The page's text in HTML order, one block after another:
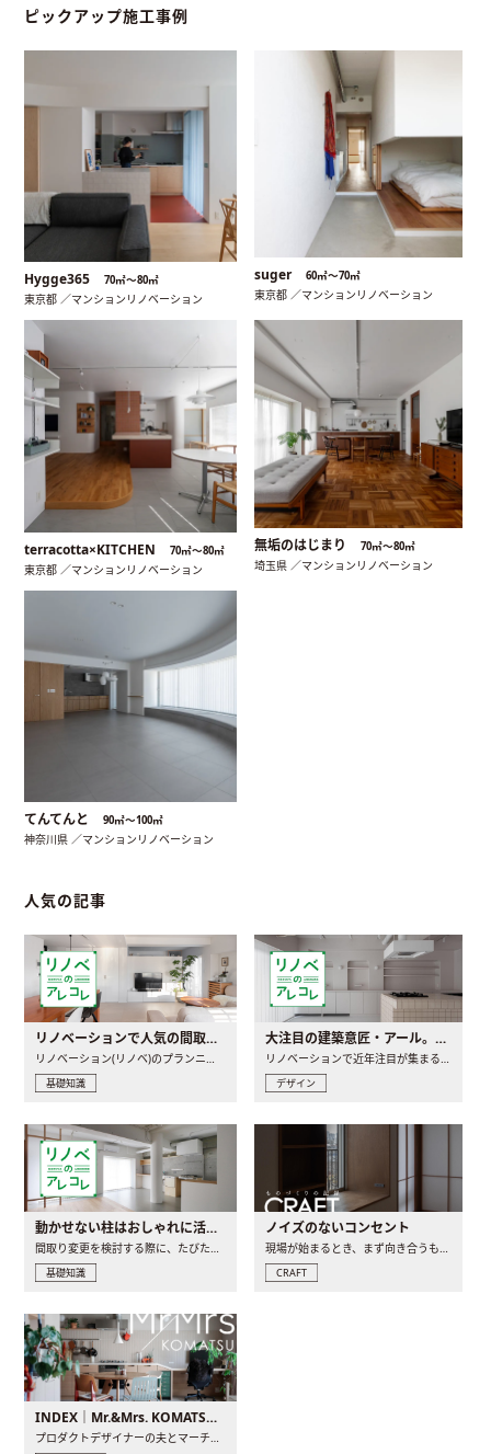
ピックアップ施工事例
Hygge365 70㎡〜80㎡
東京都 ／マンションリノベーション
suger 60㎡〜70㎡
東京都 ／マンションリノベーション
terracotta×KITCHEN 70㎡〜80㎡
東京都 ／マンションリノベーション
無垢のはじまり 70㎡〜80㎡
埼玉県 ／マンションリノベーション
てんてんと 90㎡〜100㎡
神奈川県 ／マンションリノベーション
人気の記事
リノベーションで人気の間取りとは？トレンドの間取りと実例を徹底解説
リノベーション(リノベ)のプランニングで一番最初に決めるのは..
基礎知識
大注目の建築意匠・アール。人気の理由と空間に取り入れるポイント
リノベーションで近年注目が集まる建築意匠の一つであるアール..
デザイン
動かせない柱はおしゃれに活用！柱を魅せるリノベーション(リノベ)4選
間取り変更を検討する際に、たびたび皆さんの頭を悩ませる動か..
基礎知識
ノイズのないコンセント
現場が始まるとき、まず向き合うものの一つがコンセントです..
CRAFT
INDEX｜Mr.&Mrs. KOMATSU renovation diary
プロダクトデザイナーの夫とマーチャンダイザーの妻が、夫婦で..